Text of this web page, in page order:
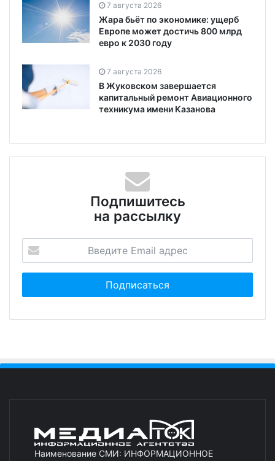
7 августа 2026
Жара бьёт по экономике: ущерб
Европе может достичь 800 млрд
евро к 2030 году
7 августа 2026
В Жуковском завершается
капитальный ремонт Авиационного
техникума имени Казанова
Подпишитесь
на рассылку
Наименование СМИ: ИНФОРМАЦИОННОЕ